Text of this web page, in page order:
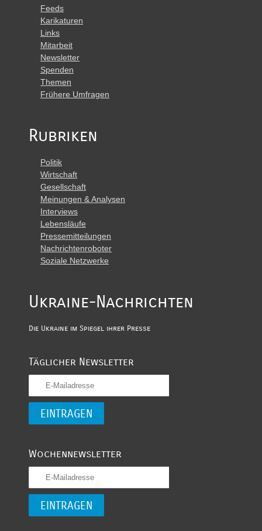
Feeds
Karikaturen
Links
Mitarbeit
Newsletter
Spenden
Themen
Frühere Umfragen
Rubriken
Politik
Wirtschaft
Gesellschaft
Meinungen & Analysen
Interviews
Lebensläufe
Pressemitteilungen
Nachrichtenroboter
Soziale Netzwerke
Ukraine-Nachrichten
Die Ukraine im Spiegel ihrer Presse
Täglicher Newsletter
Wochennewsletter